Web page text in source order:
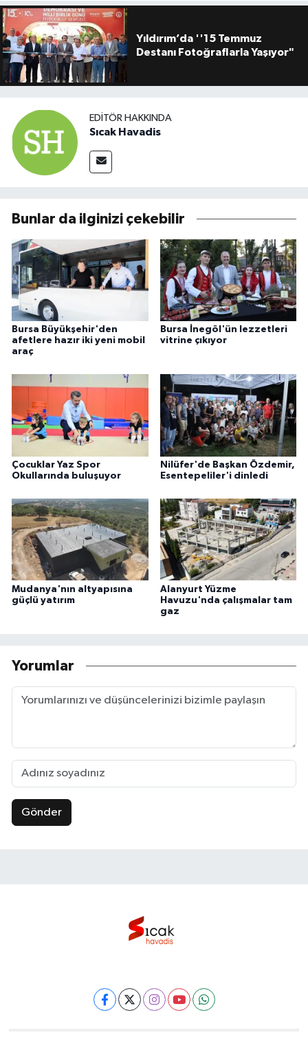
Yıldırım’da ''15 Temmuz
Destanı Fotoğraflarla Yaşıyor"
EDITÖR HAKKINDA
Sıcak Havadis
Bunlar da ilginizi çekebilir
Bursa Büyükşehir'den
afetlere hazır iki yeni mobil
araç
Bursa İnegöl'ün lezzetleri
vitrine çıkıyor
Çocuklar Yaz Spor
Okullarında buluşuyor
Nilüfer'de Başkan Özdemir,
Esentepeliler'i dinledi
Mudanya'nın altyapısına
güçlü yatırım
Alanyurt Yüzme
Havuzu'nda çalışmalar tam
gaz
Yorumlar
Gönder